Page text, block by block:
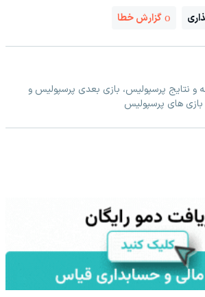
گزارش خطا
و نتایج پرسپولیس، بازی بعدی پرسپولیس و
های پرسپولیس